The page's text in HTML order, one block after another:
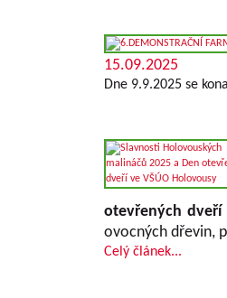
15.09.2025
Dne 9.9.2025 se
otevřených dveří
ovocných dřevin,
Celý článek...